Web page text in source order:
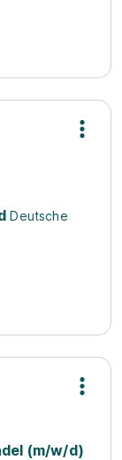
Deutsche
(m/w/d)